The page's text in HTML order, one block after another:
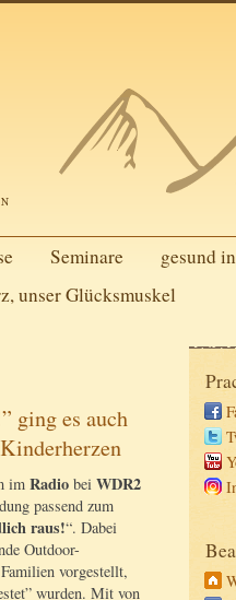
Seminare gesund
unser Glücksmuskel
ging es auch
im Radio bei WDR2
passend zum
raus!“. Dabei
Outdoor-
vorgestellt,
wurden. Mit von